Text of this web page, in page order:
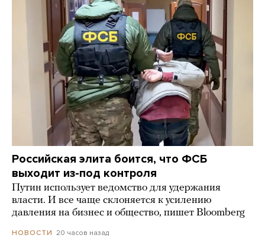
Российская элита боится, что ФСБ
выходит из-под контроля
Путин использует ведомство для удержания
власти. И все чаще склоняется к усилению
давления на бизнес и общество, пишет Bloomberg
НОВОСТИ 20 часов назад